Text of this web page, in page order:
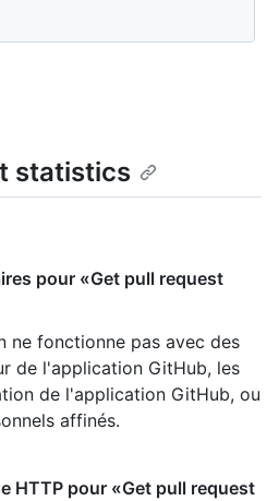
statistics
pour «Get pull request
ne fonctionne pas avec des
de l'application GitHub, les
de l'application GitHub, ou
affinés.
HTTP pour «Get pull request